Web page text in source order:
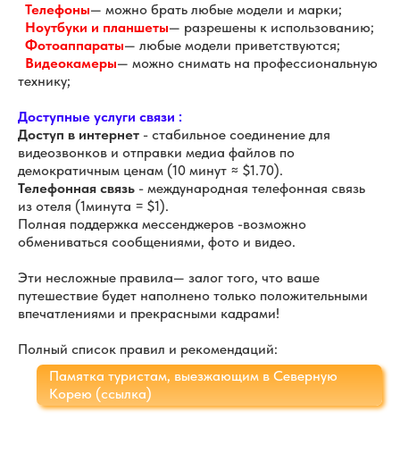
Телефоны— можно брать любые модели и марки;
Ноутбуки и планшеты— разрешены к использованию;
Фотоаппараты— любые модели приветствуются;
Видеокамеры— можно снимать на профессиональную
технику;
Доступные услуги связи :
Доступ в интернет - стабильное соединение для
видеозвонков и отправки медиа файлов по
демократичным ценам (10 минут ≈ $1.70).
Телефонная связь - международная телефонная связь
из отеля (1минута = $1).
Полная поддержка мессенджеров -возможно
обмениваться сообщениями, фото и видео.
Эти несложные правила— залог того, что ваше
путешествие будет наполнено только положительными
впечатлениями и прекрасными кадрами!
Полный список правил и рекомендаций:
Памятка туристам, выезжающим в Северную
Корею (ссылка)